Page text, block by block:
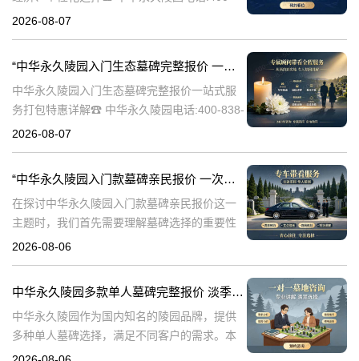
838-5063随着人们对身后事的关注度提升，选
2026-08-07
“中华永久陵园入门生态墓碑完整报价 一站式服务打包特惠详解”
中华永久陵园入门生态墓碑完整报价一站式服
务打包特惠详解☎ 中华永久陵园电话:400-838-
5063中华永久陵园作为国内知名的陵园之一，
2026-08-07
“中华永久陵园入门款墓碑亲民报价 一次性付清享折上折：超值优惠与便捷选择的完美结合”
在探讨中华永久陵园入门款墓碑亲民报价这一
主题时，我们首先需要理解墓碑选择的重要性
及其对逝者与生者的影响。墓碑不仅是对逝者
2026-08-06
中华永久陵园多款单人墓碑完整报价 淡季下单直降数千元详解
中华永久陵园作为国内知名的陵园品牌，提供
多种单人墓碑选择，满足不同客户的需求。本
文将详细介绍中华永久陵园多款单人墓碑的完